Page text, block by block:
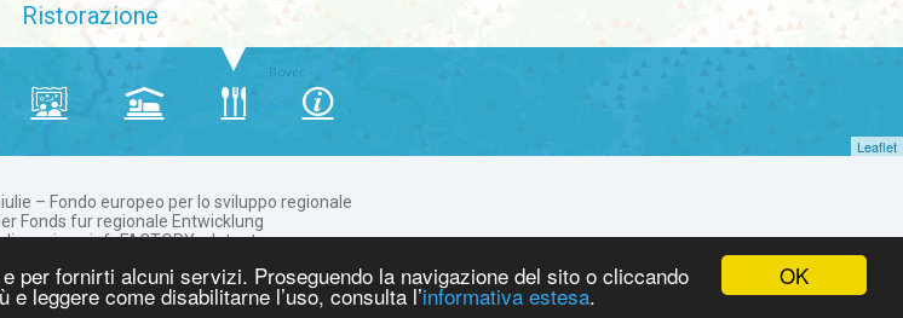
OK
fornirti alcuni servizi. Proseguendo la navigazione del sito o cliccando
leggere come disabilitarne l’uso, consulta l’informativa estesa.
Leaflet
Ristorazione
– Fondo europeo per lo sviluppo regionale
Fonds fur regionale Entwicklung
infoFACTORY e Intoote
Credits